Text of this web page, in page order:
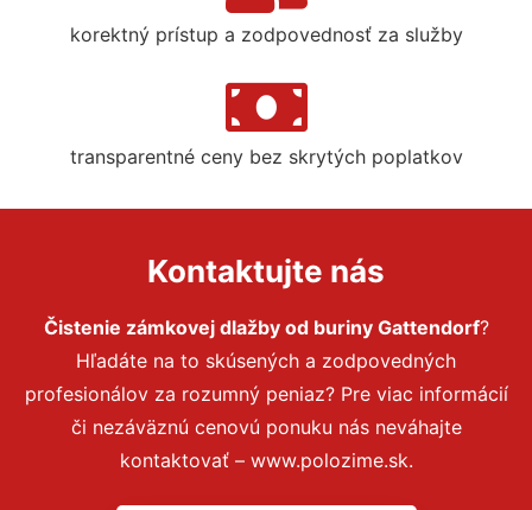
korektný prístup a zodpovednosť za služby
transparentné ceny bez skrytých poplatkov
Kontaktujte nás
Čistenie zámkovej dlažby od buriny Gattendorf?
Hľadáte na to skúsených a zodpovedných
profesionálov za rozumný peniaz? Pre viac informácií
či nezáväznú cenovú ponuku nás neváhajte
kontaktovať – www.polozime.sk.